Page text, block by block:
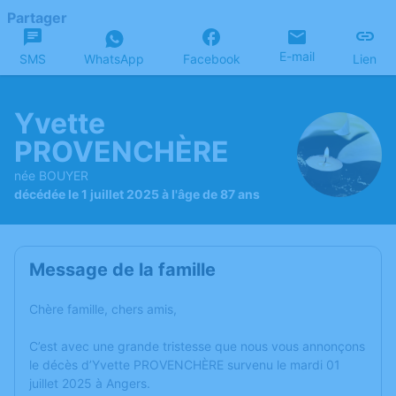
Partager
SMS WhatsApp Facebook E-mail Lien
Yvette
PROVENCHÈRE
née BOUYER
décédée le 1 juillet 2025 à l'âge de 87 ans
Message de la famille
Chère famille, chers amis,
C’est avec une grande tristesse que nous vous annonçons
le décès d’Yvette PROVENCHÈRE survenu le mardi 01
juillet 2025 à Angers.